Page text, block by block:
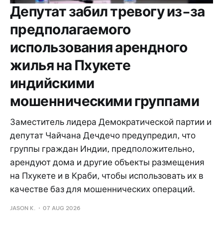
Депутат забил тревогу из-за
предполагаемого
использования арендного
жилья на Пхукете
индийскими
мошенническими группами
Заместитель лидера Демократической партии и
депутат Чайчана Дечдечо предупредил, что
группы граждан Индии, предположительно,
арендуют дома и другие объекты размещения
на Пхукете и в Краби, чтобы использовать их в
качестве баз для мошеннических операций.
JASON K. 07 AUG 2026